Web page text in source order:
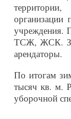
учреждения.
ТСЖ, ЖСК. За
арендаторы.
По итогам
тысяч кв. м.
уборочной